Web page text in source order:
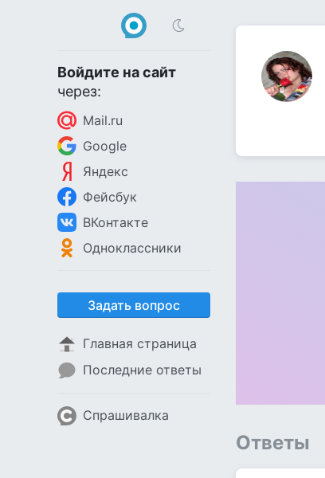
Войдите на сайт
через:
Mail.ru
Google
Яндекс
Фейсбук
ВКонтакте
Одноклассники
Задать вопрос
Главная страница
Последние ответы
Спрашивалка
Ответы